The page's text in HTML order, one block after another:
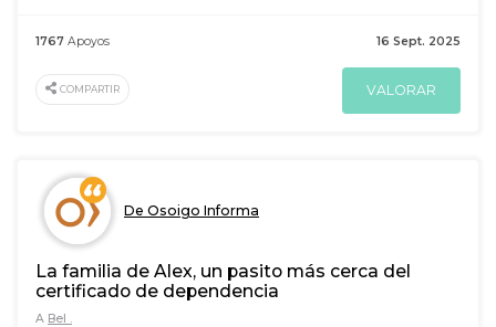
16 Sept. 2025
1767 Apoyos
COMPARTIR VALORAR
De Osoigo Informa
La familia de Alex, un pasito más cerca del
certificado de dependencia
A Bel .